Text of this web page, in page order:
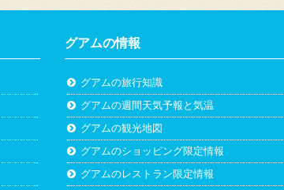
グアムの情報
グアムの旅行知識
グアムの週間天気予報と気温
グアムの観光地図
グアムのショッピング限定情報
グアムのレストラン限定情報